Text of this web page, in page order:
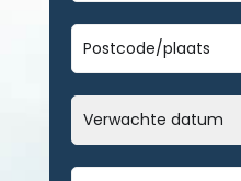
Geen
titel
Datum
MM